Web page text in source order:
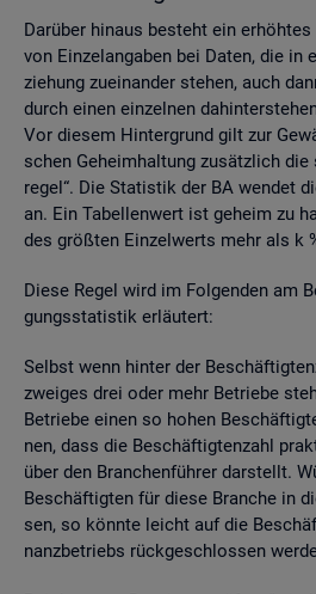
Dar­über hin­aus be­steht ein
von Ein­zel­an­ga­ben bei Daten, die in
zie­hung zu­ein­an­der ste­hen, auch
durch einen ein­zel­nen
Vor die­sem Hin­ter­grund gilt zur
schen Ge­heim­hal­tung zu­sätz­lich
re­gel“. Die Sta­tis­tik der BA wen­det
an. Ein Ta­bel­len­wert ist ge­heim zu
des grö­ß­ten Ein­zel­werts mehr als k
Diese Regel wird im Fol­gen­den am
gungs­sta­tis­tik er­läu­tert:
Selbst wenn hin­ter der
zwei­ges drei oder mehr Be­trie­be
Be­trie­be einen so hohen
nen, dass die Be­schäf­tig­ten­zahl
über den Bran­chen­füh­rer dar­stellt.
Be­schäf­tig­ten für diese Bran­che in
sen, so könn­te leicht auf die
nanz­be­triebs rück­ge­schlos­sen